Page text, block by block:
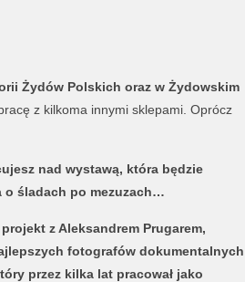
Żydów Polskich oraz w Żydowskim
z kilkoma innymi sklepami. Oprócz
nad wystawą, która będzie
o śladach po mezuzach…
z Aleksandrem Prugarem,
fotografów dokumentalnych
przez kilka lat pracował jako